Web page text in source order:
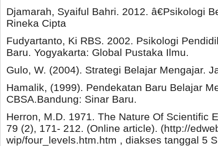
Djamarah, Syaiful Bahri. 2012. â€Psikologi
Rineka Cipta
Fudyartanto, Ki RBS. 2002. Psikologi
Baru. Yogyakarta: Global Pustaka Ilmu.
Gulo, W. (2004). Strategi Belajar Mengajar.
Hamalik, (1999). Pendekatan Baru Belajar
CBSA.Bandung: Sinar Baru.
Herron, M.D. 1971. The Nature Of Scientific
79 (2), 171- 212. (Online article). (http://
wip/four_levels.htm.htm , diakses tanggal 5